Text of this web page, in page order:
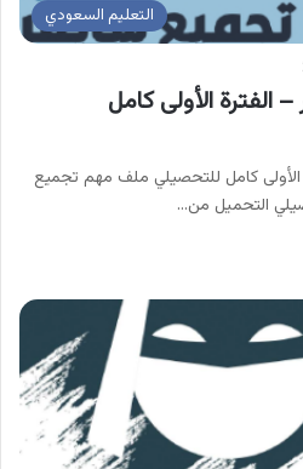
التعليم السعودي
الأولى كامل
كامل للتحصيلي ملف مهم تجميع
التحميل من…